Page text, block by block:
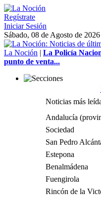
Regístrate
Iniciar Sesión
Sábado, 08 de Agosto de
La Noción | La Policía
punto de venta...
Noticias más
Andalucía
Sociedad
San Pedro
Estepona
Benalmádena
Fuengirola
Rincón de la